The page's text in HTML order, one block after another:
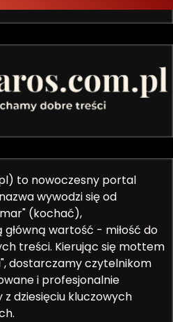
to nowoczesny portal
wywodzi się od
(kochać),
wartość - miłość do
treści. Kierując się mottem
dostarczamy czytelnikom
i profesjonalnie
dziesięciu kluczowych